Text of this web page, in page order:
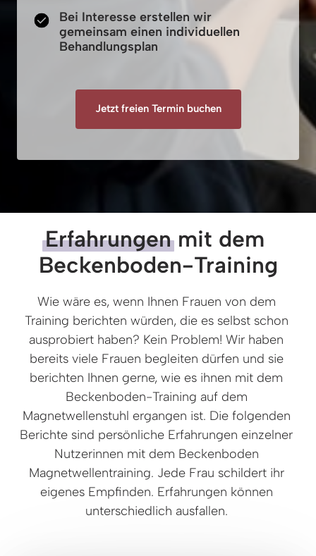
Bei Interesse erstellen wir
gemeinsam einen individuellen
Behandlungsplan
Jetzt freien Termin buchen
Erfahrungen mit dem
Beckenboden-Training
Wie wäre es, wenn Ihnen Frauen von dem
Training berichten würden, die es selbst schon
ausprobiert haben? Kein Problem! Wir haben
bereits viele Frauen begleiten dürfen und sie
berichten Ihnen gerne, wie es ihnen mit dem
Beckenboden-Training auf dem
Magnetwellenstuhl ergangen ist. Die folgenden
Berichte sind persönliche Erfahrungen einzelner
Nutzerinnen mit dem Beckenboden
Magnetwellentraining. Jede Frau schildert ihr
eigenes Empfinden. Erfahrungen können
unterschiedlich ausfallen.